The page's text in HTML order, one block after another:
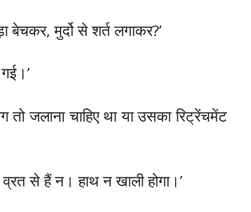
बेचकर, मुर्दो से शर्त लगाकर?’
तो जलाना चाहिए था या उसका रिट्रेंचमेंट
से हैं न। हाथ न खाली होगा।’